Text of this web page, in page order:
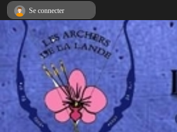
Se connecter
Panneau de gestion des cookies